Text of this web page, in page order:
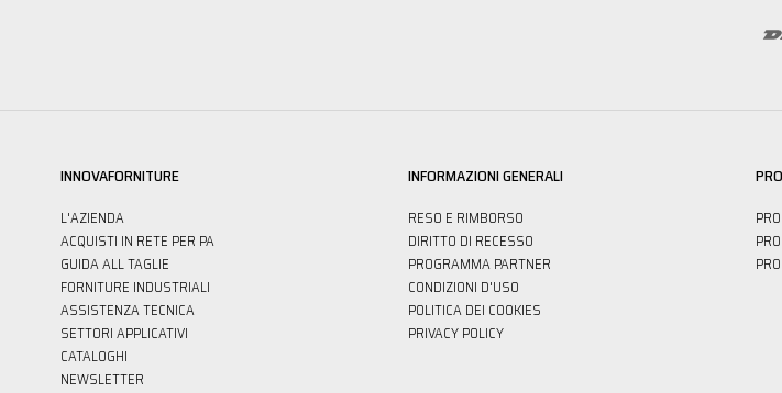
INNOVAFORNITURE
L'AZIENDA
ACQUISTI IN RETE PER PA
GUIDA ALL TAGLIE
FORNITURE INDUSTRIALI
ASSISTENZA TECNICA
SETTORI APPLICATIVI
CATALOGHI
NEWSLETTER
INFORMAZIONI GENERALI
RESO E RIMBORSO
DIRITTO DI RECESSO
PROGRAMMA PARTNER
CONDIZIONI D'USO
POLITICA DEI COOKIES
PRIVACY POLICY